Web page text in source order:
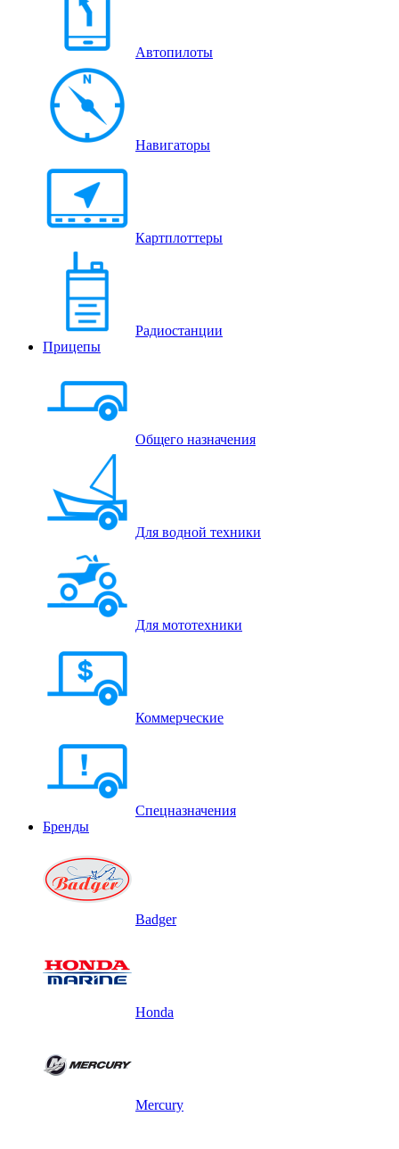
Автопилоты
Навигаторы
Картплоттеры
Радиостанции
Прицепы
Общего назначения
Для водной техники
Для мототехники
Коммерческие
Спецназначения
Бренды
Badger
Honda
Mercury